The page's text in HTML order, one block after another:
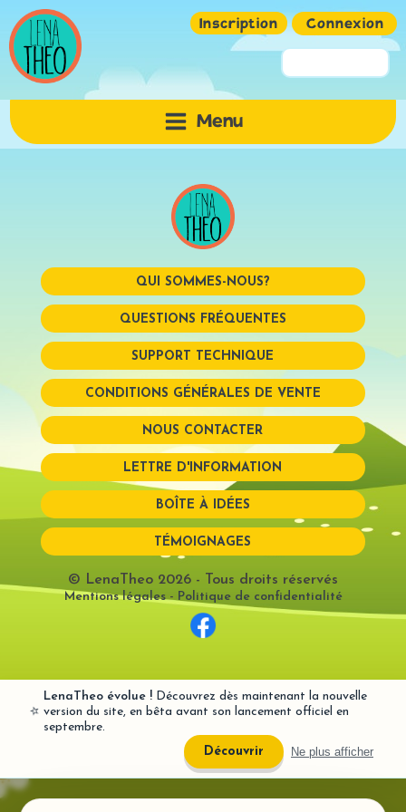
Inscription Connexion
Mot de passe
Mémoriser
Mot de passe perdu?
Menu
QUI SOMMES-NOUS?
QUESTIONS FRÉQUENTES
SUPPORT TECHNIQUE
CONDITIONS GÉNÉRALES DE VENTE
NOUS CONTACTER
LETTRE D'INFORMATION
BOÎTE À IDÉES
TÉMOIGNAGES
© LenaTheo 2026 - Tous droits réservés
Mentions légales-Politique de confidentialité
⭐
LenaTheo évolue ! Découvrez dès maintenant la nouvelle
version du site, en bêta avant son lancement officiel en
septembre.
Découvrir
Ne plus afficher